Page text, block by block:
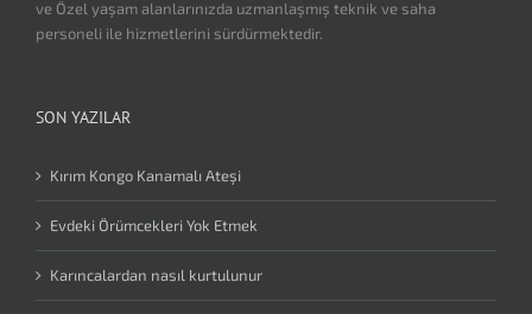
ve Özel yaşam alanlarınızda uzmanlaşmış teknik ve saha
personeli ile hizmetlerini sürdürmektedir.
SON YAZILAR
Kırım Kongo Kanamalı Ateşi
Evdeki Örümcekleri Yok Etmek
Karıncalardan nasıl kurtulunur